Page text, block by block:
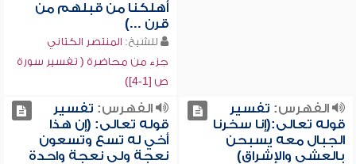
أهلكنا من قبلهم من
قرن ...)
للشيخ: المنتصر الكتاني
جزء من محاضرة ( تفسير سورة
ص [1-4])
الفهرس: تفسير
قوله تعالى:(إنا سخرنا
الجبال معه يسبحن
بالعشي والإشراق)
الفهرس: تفسير
قوله تعالى: (إن هذا
أخي له تسع وتسعون
نعجة ولي نعجة واحدة